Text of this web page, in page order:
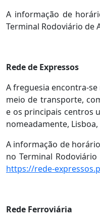
A informação de
Terminal Rodoviário de
Rede de Expressos
A freguesia encontra-
meio de transporte,
e os principais centros
nomeadamente,
A informação de
no Terminal
https://rede-
Rede Ferroviária